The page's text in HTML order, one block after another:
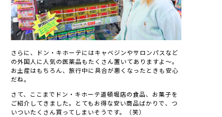
さらに、ドン・キホーテにはキャベジンやサロンパスなど
の外国人に人気の医薬品もたくさん置いてありますよ～。
お土産はもちろん、旅行中に具合が悪くなったときも安心
だね。
さて、ここまでドン・キホーテ道頓堀店の食品、お菓子を
ご紹介してきました。とてもお得な安い商品ばかりで、つ
いついたくさん買ってしまいそうです。（笑）